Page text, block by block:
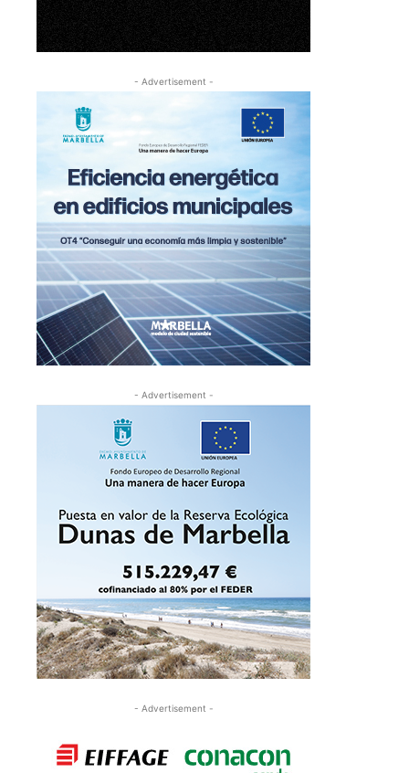
- Advertisement -
- Advertisement -
- Advertisement -